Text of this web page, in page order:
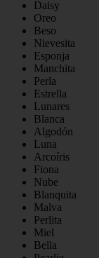
Daisy
Oreo
Beso
Nievesita
Esponja
Manchita
Perla
Estrella
Lunares
Blanca
Algodón
Luna
Arcoíris
Fiona
Nube
Blanquita
Malva
Perlita
Miel
Bella